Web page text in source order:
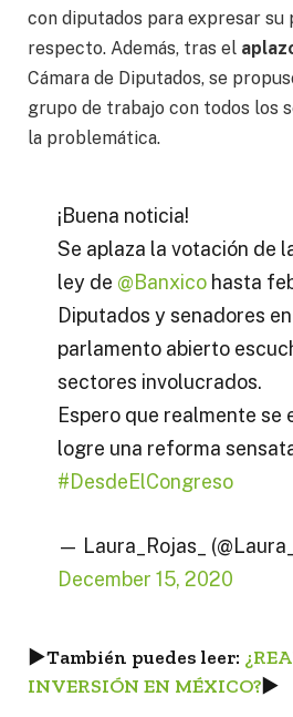
con diputados para expresar su
respecto. Además, tras el
Cámara de Diputados, se
grupo de trabajo con todos los
la problemática.
¡Buena noticia!
Se aplaza la votación de
ley de @Banxicohasta
Diputados y senadores
parlamento abierto
sectores involucrados.
Espero que realmente se
logre una reforma
#DesdeElCongreso
— Laura_Rojas_
December 15, 2020
►También puedes leer:
INVERSIÓN EN MÉXICO?►